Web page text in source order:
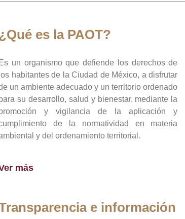
es la PAOT?
Es un organismo que defiende los derechos de
los habitantes de la Ciudad de México, a disfrutar
un ambiente adecuado y un territorio ordenado
su desarrollo, salud y bienestar, mediante la
y vigilancia de la aplicación y
de la normatividad en materia
y del ordenamiento territorial.
más
e información